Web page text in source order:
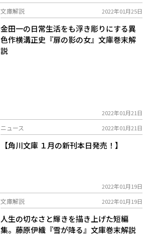
文庫解説 2022年01月25日
金田一の日常生活をも浮き彫りにする異
色作――横溝正史『扉の影の女』文庫巻末解
説
2022年01月21日
ニュース 2022年01月21日
【角川文庫 １月の新刊本日発売！】
2022年01月19日
文庫解説 2022年01月19日
人生の切なさと輝きを描き上げた短編
集。――藤原伊織『雪が降る』文庫巻末解説